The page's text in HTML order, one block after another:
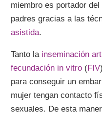
miembro es portador
padres gracias a las
asistida.
Tanto la inseminación
fecundación in vitro (FIV
para conseguir un
mujer tengan contacto
sexuales. De esta